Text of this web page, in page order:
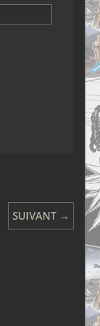
SUIVANT →